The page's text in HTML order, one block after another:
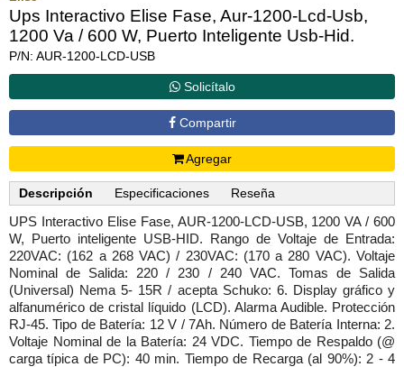
Ups Interactivo Elise Fase, Aur-1200-Lcd-Usb,
1200 Va / 600 W, Puerto Inteligente Usb-Hid.
P/N: AUR-1200-LCD-USB
Solicítalo
Compartir
Agregar
Descripción Especificaciones Reseña
UPS Interactivo Elise Fase, AUR-1200-LCD-USB, 1200 VA / 600
W, Puerto inteligente USB-HID. Rango de Voltaje de Entrada:
220VAC: (162 a 268 VAC) / 230VAC: (170 a 280 VAC). Voltaje
Nominal de Salida: 220 / 230 / 240 VAC. Tomas de Salida
(Universal) Nema 5- 15R / acepta Schuko: 6. Display gráfico y
alfanumérico de cristal líquido (LCD). Alarma Audible. Protección
RJ-45. Tipo de Batería: 12 V / 7Ah. Número de Batería Interna: 2.
Voltaje Nominal de la Batería: 24 VDC. Tiempo de Respaldo (@
carga típica de PC): 40 min. Tiempo de Recarga (al 90%): 2 - 4